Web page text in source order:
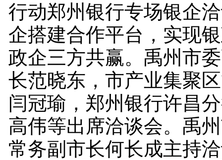
行动郑州银行专场银企
企搭建合作平台，实现
政企三方共赢。禹州市
长范晓东，市产业集聚
闫冠瑜，郑州银行许昌
高伟等出席洽谈会。禹
常务副市长何长成主持